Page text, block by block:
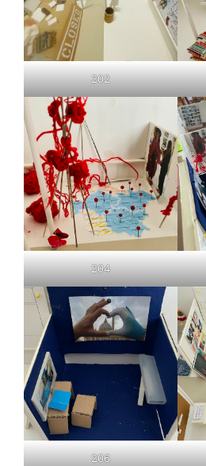
202
204
206